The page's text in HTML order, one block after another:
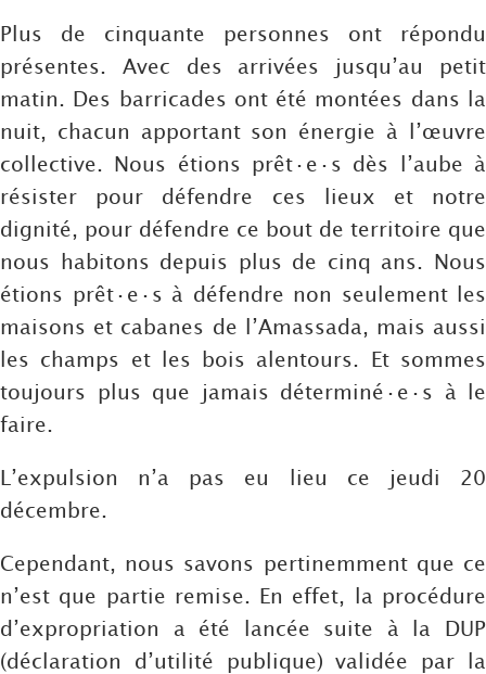
Plus de cinquante personnes ont répondu
présentes. Avec des arrivées jusqu’au petit
matin. Des barricades ont été montées dans la
nuit, chacun apportant son énergie à l’œuvre
collective. Nous étions prêt·e·s dès l’aube à
résister pour défendre ces lieux et notre
dignité, pour défendre ce bout de territoire que
nous habitons depuis plus de cinq ans. Nous
étions prêt·e·s à défendre non seulement les
maisons et cabanes de l’Amassada, mais aussi
les champs et les bois alentours. Et sommes
toujours plus que jamais déterminé·e·s à le
faire.
L’expulsion n’a pas eu lieu ce jeudi 20
décembre.
Cependant, nous savons pertinemment que ce
n’est que partie remise. En effet, la procédure
d’expropriation a été lancée suite à la DUP
(déclaration d’utilité publique) validée par la